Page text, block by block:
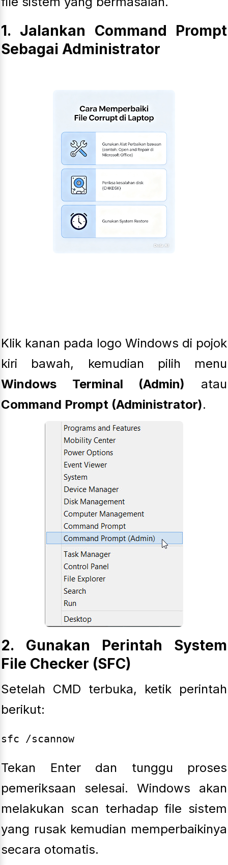
1. Jalankan Command Prompt
Sebagai Administrator
Klik kanan pada logo Windows di pojok
kiri bawah, kemudian pilih menu
Windows Terminal (Admin) atau
Command Prompt (Administrator).
2. Gunakan Perintah System
File Checker (SFC)
Setelah CMD terbuka, ketik perintah
berikut:
Tekan Enter dan tunggu proses
pemeriksaan selesai. Windows akan
melakukan scan terhadap file sistem
yang rusak kemudian memperbaikinya
secara otomatis.